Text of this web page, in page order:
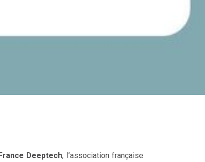
Deeptech, l’association française